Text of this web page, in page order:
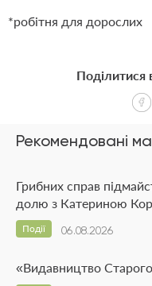
*робітня для дорослих
Рекомендовані
Грибних справ
долю з Катериною
06.08.2026
Події
«Видавництво
Поділитися